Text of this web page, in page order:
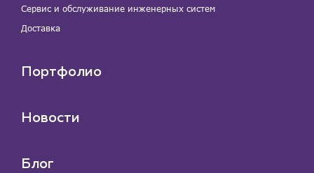
Сервис и обслуживание инженерных систем
Доставка
Портфолио
Новости
Блог